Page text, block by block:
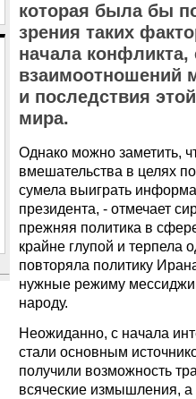
которая была бы
зрения таких
начала конфликта,
взаимоотношений
и последствия
мира.
Однако можно заметить,
вмешательства в целях
сумела выиграть
президента, - отмечает
прежняя политика в
крайне глупой и терпела
повторяла политику
нужные режиму
народу.
Неожиданно, с начала
стали основным
получили возможность
всяческие измышления, а